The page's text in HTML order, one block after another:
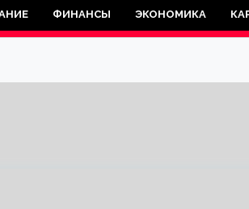
ФИНАНСЫ ЭКОНОМИКА